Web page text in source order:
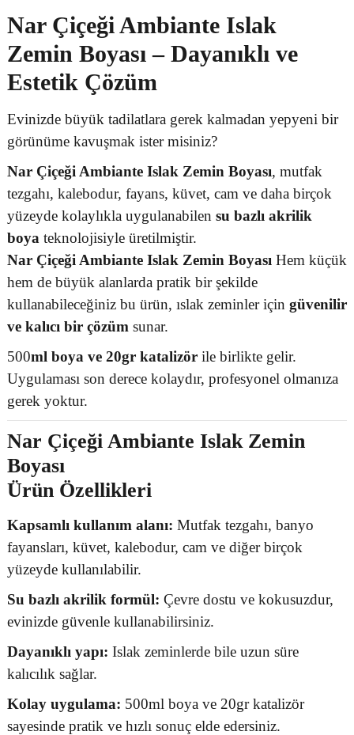
Nar Çiçeği Ambiante Islak
Zemin Boyası – Dayanıklı ve
Estetik Çözüm
Evinizde büyük tadilatlara gerek kalmadan yepyeni bir
görünüme kavuşmak ister misiniz?
Nar Çiçeği Ambiante Islak Zemin Boyası, mutfak
tezgahı, kalebodur, fayans, küvet, cam ve daha birçok
yüzeyde kolaylıkla uygulanabilen su bazlı akrilik
boya teknolojisiyle üretilmiştir.
Nar Çiçeği Ambiante Islak Zemin Boyası Hem küçük
hem de büyük alanlarda pratik bir şekilde
kullanabileceğiniz bu ürün, ıslak zeminler için güvenilir
ve kalıcı bir çözüm sunar.
500ml boya ve 20gr katalizör ile birlikte gelir.
Uygulaması son derece kolaydır, profesyonel olmanıza
gerek yoktur.
Nar Çiçeği Ambiante Islak Zemin
Boyası
Ürün Özellikleri
Kapsamlı kullanım alanı: Mutfak tezgahı, banyo
fayansları, küvet, kalebodur, cam ve diğer birçok
yüzeyde kullanılabilir.
Su bazlı akrilik formül: Çevre dostu ve kokusuzdur,
evinizde güvenle kullanabilirsiniz.
Dayanıklı yapı: Islak zeminlerde bile uzun süre
kalıcılık sağlar.
Kolay uygulama: 500ml boya ve 20gr katalizör
sayesinde pratik ve hızlı sonuç elde edersiniz.